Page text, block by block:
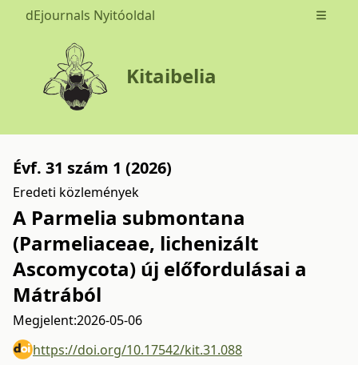
dEjournals Nyitóoldal Open
Kitaibelia
Évf. 31 szám 1 (2026)
Eredeti közlemények
A Parmelia submontana
(Parmeliaceae, lichenizált
Ascomycota) új előfordulásai a
Mátrából
Megjelent:2026-05-06
https://doi.org/10.17542/kit.31.088